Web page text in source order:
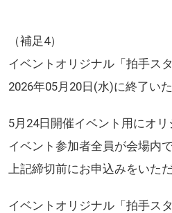
（補足4）
イベントオリジナル「拍手ス
2026年05月20日(水)に終了いた
5月24日開催イベント用にオ
イベント参加者全員が会場内
上記締切前にお申込みをいた
イベントオリジナル「拍手ス